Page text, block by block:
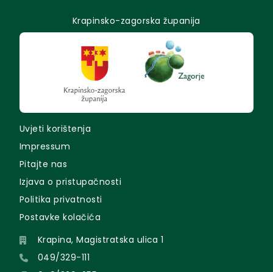
Krapinsko-zagorska županija
Uvjeti korištenja
Impressum
Pitajte nas
Izjava o pristupačnosti
Politika privatnosti
Postavke kolačića
Krapina, Magistratska ulica 1
049/329-111